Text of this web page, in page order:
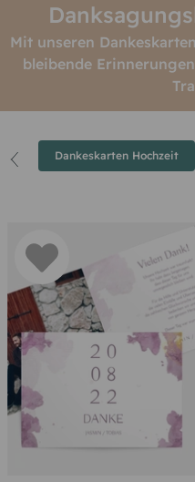
Mit unseren
bleibende
Dankeskarten Hochzeit